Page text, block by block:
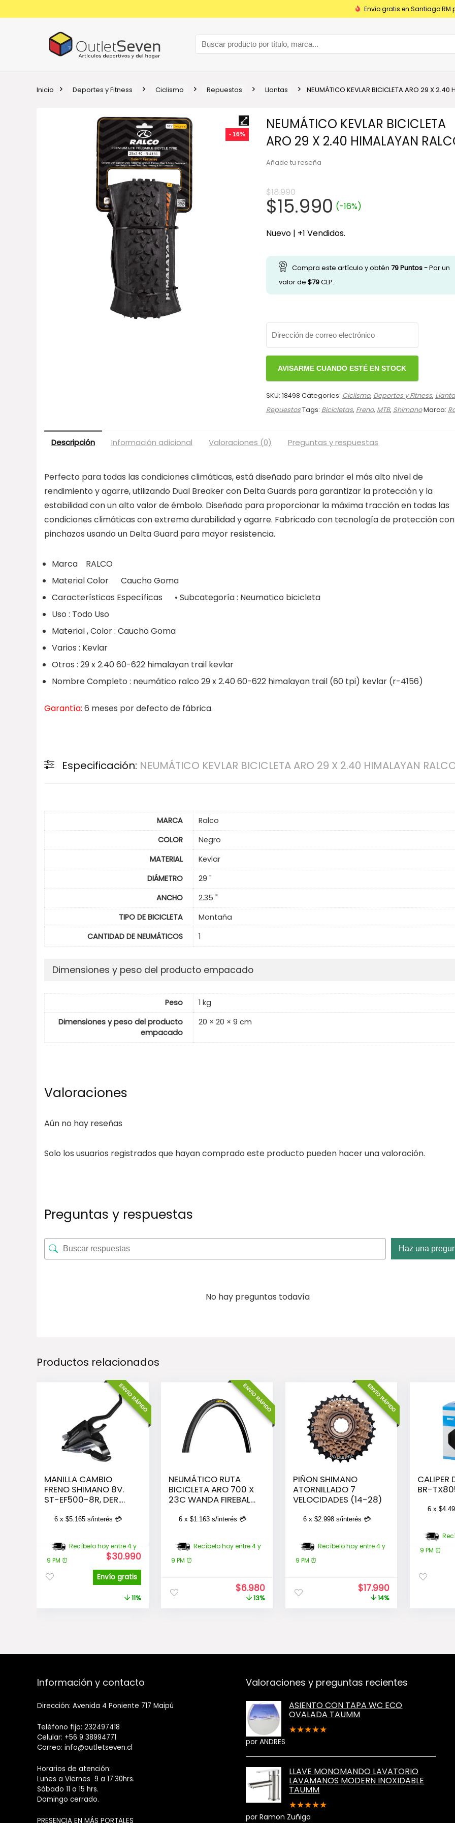
Envio gratis en Santiago RM
Inicio Deportes y Fitness Ciclismo Repuestos Llantas NEUMÁTICO KEVLAR BICICLETA ARO 29 X 2.40
- 16%
NEUMÁTICO KEVLAR BICICLETA
ARO 29 X 2.40 HIMALAYAN
Añade tu reseña
$18.990
El
precio
original
$18.990.
$15.990El
actual
$15.990.
(-16%)
Nuevo | +1 Vendidos.
Compra este artículo y obtén 79Puntos -Por un
valor de $79CLP.
SKU: 18498 Categories: Ciclismo, Deportes y Fitness,
RepuestosTags: Bicicletas, Freno, MTB, ShimanoMarca:
Descripción Información adicional Valoraciones (0) Preguntas y respuestas
Perfecto para todas las condiciones climáticas, está diseñado para brindar el más alto nivel de
rendimiento y agarre, utilizando Dual Breaker con Delta Guards para garantizar la protección y la
estabilidad con un alto valor de émbolo. Diseñado para proporcionar la máxima tracción en todas las
condiciones climáticas con extrema durabilidad y agarre. Fabricado con tecnología de protección
pinchazos usando un Delta Guard para mayor resistencia.
Marca RALCO
Material Color Caucho Goma
Características Específicas • Subcategoría : Neumatico bicicleta
Uso : Todo Uso
Material , Color : Caucho Goma
Varios : Kevlar
Otros : 29 x 2.40 60-622 himalayan trail kevlar
Nombre Completo : neumático ralco 29 x 2.40 60-622 himalayan trail (60 tpi) kevlar (r-4156)
Garantía: 6 meses por defecto de fábrica.
Especificación: NEUMÁTICO KEVLAR BICICLETA ARO 29 X 2.40 HIMALAYAN
MARCA
Ralco
COLOR
Negro
MATERIAL
Kevlar
DIÁMETRO
29 "
ANCHO
2.35 "
TIPO DE BICICLETA
Montaña
CANTIDAD DE NEUMÁTICOS
1
Dimensiones y peso del producto empacado
Peso
1 kg
Dimensiones y peso del producto
empacado
20 × 20 × 9 cm
Valoraciones
Aún no hay reseñas
Solo los usuarios registrados que hayan comprado este producto pueden hacer una valoración.
Preguntas y respuestas
Haz una
No hay preguntas todavía
Productos relacionados
ENVÍO RÁPIDO
MANILLA CAMBIO
FRENO SHIMANO 8V.
ST-EF500-8R, DER.
6 x$5.165 s/interés 💳
Recíbelo hoy entre 4 y
9 PM ⏰
El
original
era:
$34.990.
$30.990El
es:
$30.990.
Envío gratis
11%
ENVÍO RÁPIDO
NEUMÁTICO RUTA
BICICLETA ARO 700 X
23C WANDA FIREBALL
6 x$1.163 s/interés 💳
Recíbelo hoy entre 4 y
9 PM ⏰
El
precio
original
$6.980El
precio
13%
ENVÍO RÁPIDO
PIÑON SHIMANO
ATORNILLADO 7
VELOCIDADES (14-28)
6 x $2.998s/interés 💳
Recíbelo hoy entre 4 y
9 PM ⏰
El
precio
original
$17.990El
precio
14%
CALIPER
BR-
6 x $
9 PM ⏰
Información y contacto
Dirección: Avenida 4 Poniente 717 Maipú
Teléfono fijo: 232497418
Celular: +56 9 38994771
Correo: info@outletseven.cl
Horarios de atención:
Lunes a Viernes 9 a 17:30hrs.
Sábado 11 a 15 hrs.
Domingo cerrado.
PRESENCIA EN MÁS PORTALES
Valoraciones y preguntas recientes
ASIENTO CON TAPA WC ECO
OVALADA TAUMM
★★★★★
por ANDRES
LLAVE MONOMANDO LAVATORIO
LAVAMANOS MODERN INOXIDABLE
TAUMM
★★★★★
por Ramon Zuñiga